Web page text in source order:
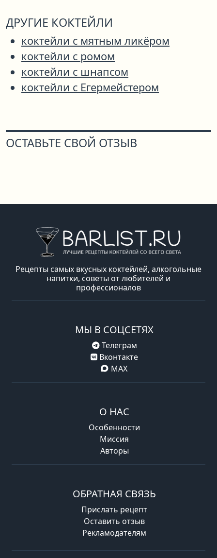
ДРУГИЕ КОКТЕЙЛИ
коктейли с мятным ликёром
коктейли с ромом
коктейли с шнапсом
коктейли с Егермейстером
ОСТАВЬТЕ СВОЙ ОТЗЫВ
Рецепты самых вкусных коктейлей, алкогольные
напитки, советы от любителей и
профессионалов
МЫ В СОЦСЕТЯХ
Телеграм
Вконтакте
MAX
О НАС
Особенности
Миссия
Авторы
ОБРАТНАЯ СВЯЗЬ
Прислать рецепт
Оставить отзыв
Рекламодателям